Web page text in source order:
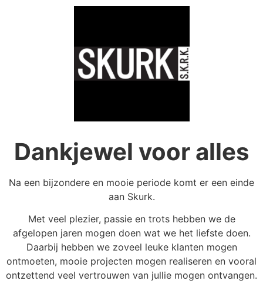
Dankjewel voor alles
Na een bijzondere en mooie periode komt er een einde
aan Skurk.
Met veel plezier, passie en trots hebben we de
afgelopen jaren mogen doen wat we het liefste doen.
Daarbij hebben we zoveel leuke klanten mogen
ontmoeten, mooie projecten mogen realiseren en vooral
ontzettend veel vertrouwen van jullie mogen ontvangen.